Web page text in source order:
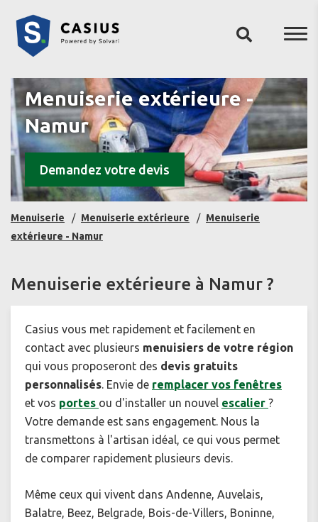
Menuiserie extérieure -
Namur
Demandez votre devis
Menuiserie Menuiserie extérieure
Menuiserie
extérieure - Namur
Menuiserie extérieure à Namur ?
Casius vous met rapidement et facilement en
contact avec plusieurs menuisiers de votre région
qui vous proposeront des devis gratuits
personnalisés. Envie de remplacer vos fenêtres
et vos portes ou d'installer un nouvel escalier ?
Votre demande est sans engagement. Nous la
transmettons à l'artisan idéal, ce qui vous permet
de comparer rapidement plusieurs devis.
Même ceux qui vivent dans Andenne, Auvelais,
Balatre, Beez, Belgrade, Bois-de-Villers, Boninne,